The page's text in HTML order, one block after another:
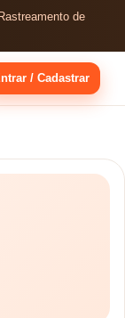
de
/ Cadastrar